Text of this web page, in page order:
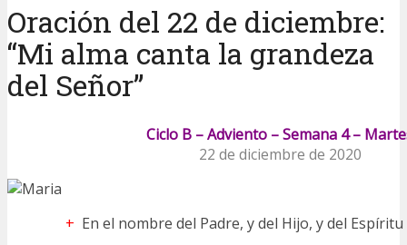
Oración del 22 de diciembre:
“Mi alma canta la grandeza
del Señor”
Ciclo B – Adviento – Semana 4 –
22 de diciembre de 2020
+ En el nombre del Padre, y del Hijo, y del Espíritu